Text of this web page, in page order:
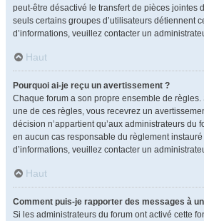
peut-être désactivé le transfert de pièces jointes
seuls certains groupes d’utilisateurs détiennent
d’informations, veuillez contacter un
Haut
Pourquoi ai-je reçu un avertissement ?
Chaque forum a son propre ensemble de
une de ces règles, vous recevrez un
décision n’appartient qu’aux administrateurs du
en aucun cas responsable du règlement
d’informations, veuillez contacter un
Haut
Comment puis-je rapporter des messages à
Si les administrateurs du forum ont activé cette